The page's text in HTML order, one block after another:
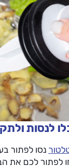
לנסות
נסו לפתור
לפתור לכם